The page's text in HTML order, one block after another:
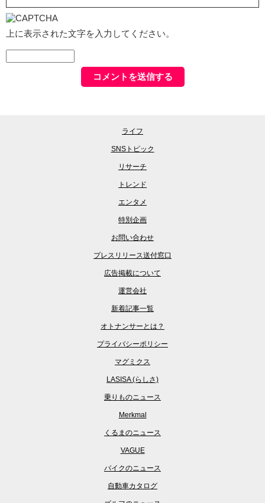
上に表示された文字を入力してください。
ライフ
SNSトピック
リサーチ
トレンド
エンタメ
特別企画
お問い合わせ
プレスリリース送付窓口
広告掲載について
運営会社
新着記事一覧
オトナンサーとは？
プライバシーポリシー
マグミクス
LASISA (らしさ)
乗りものニュース
Merkmal
くるまのニュース
VAGUE
バイクのニュース
自動車カタログ